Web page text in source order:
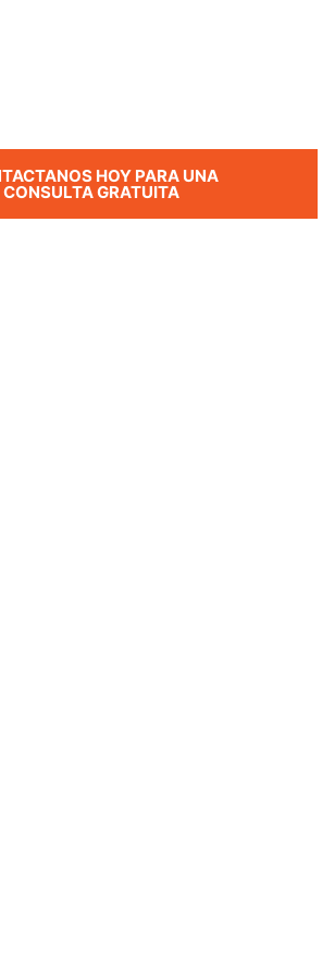
HOY PARA UNA
CONSULTA GRATUITA